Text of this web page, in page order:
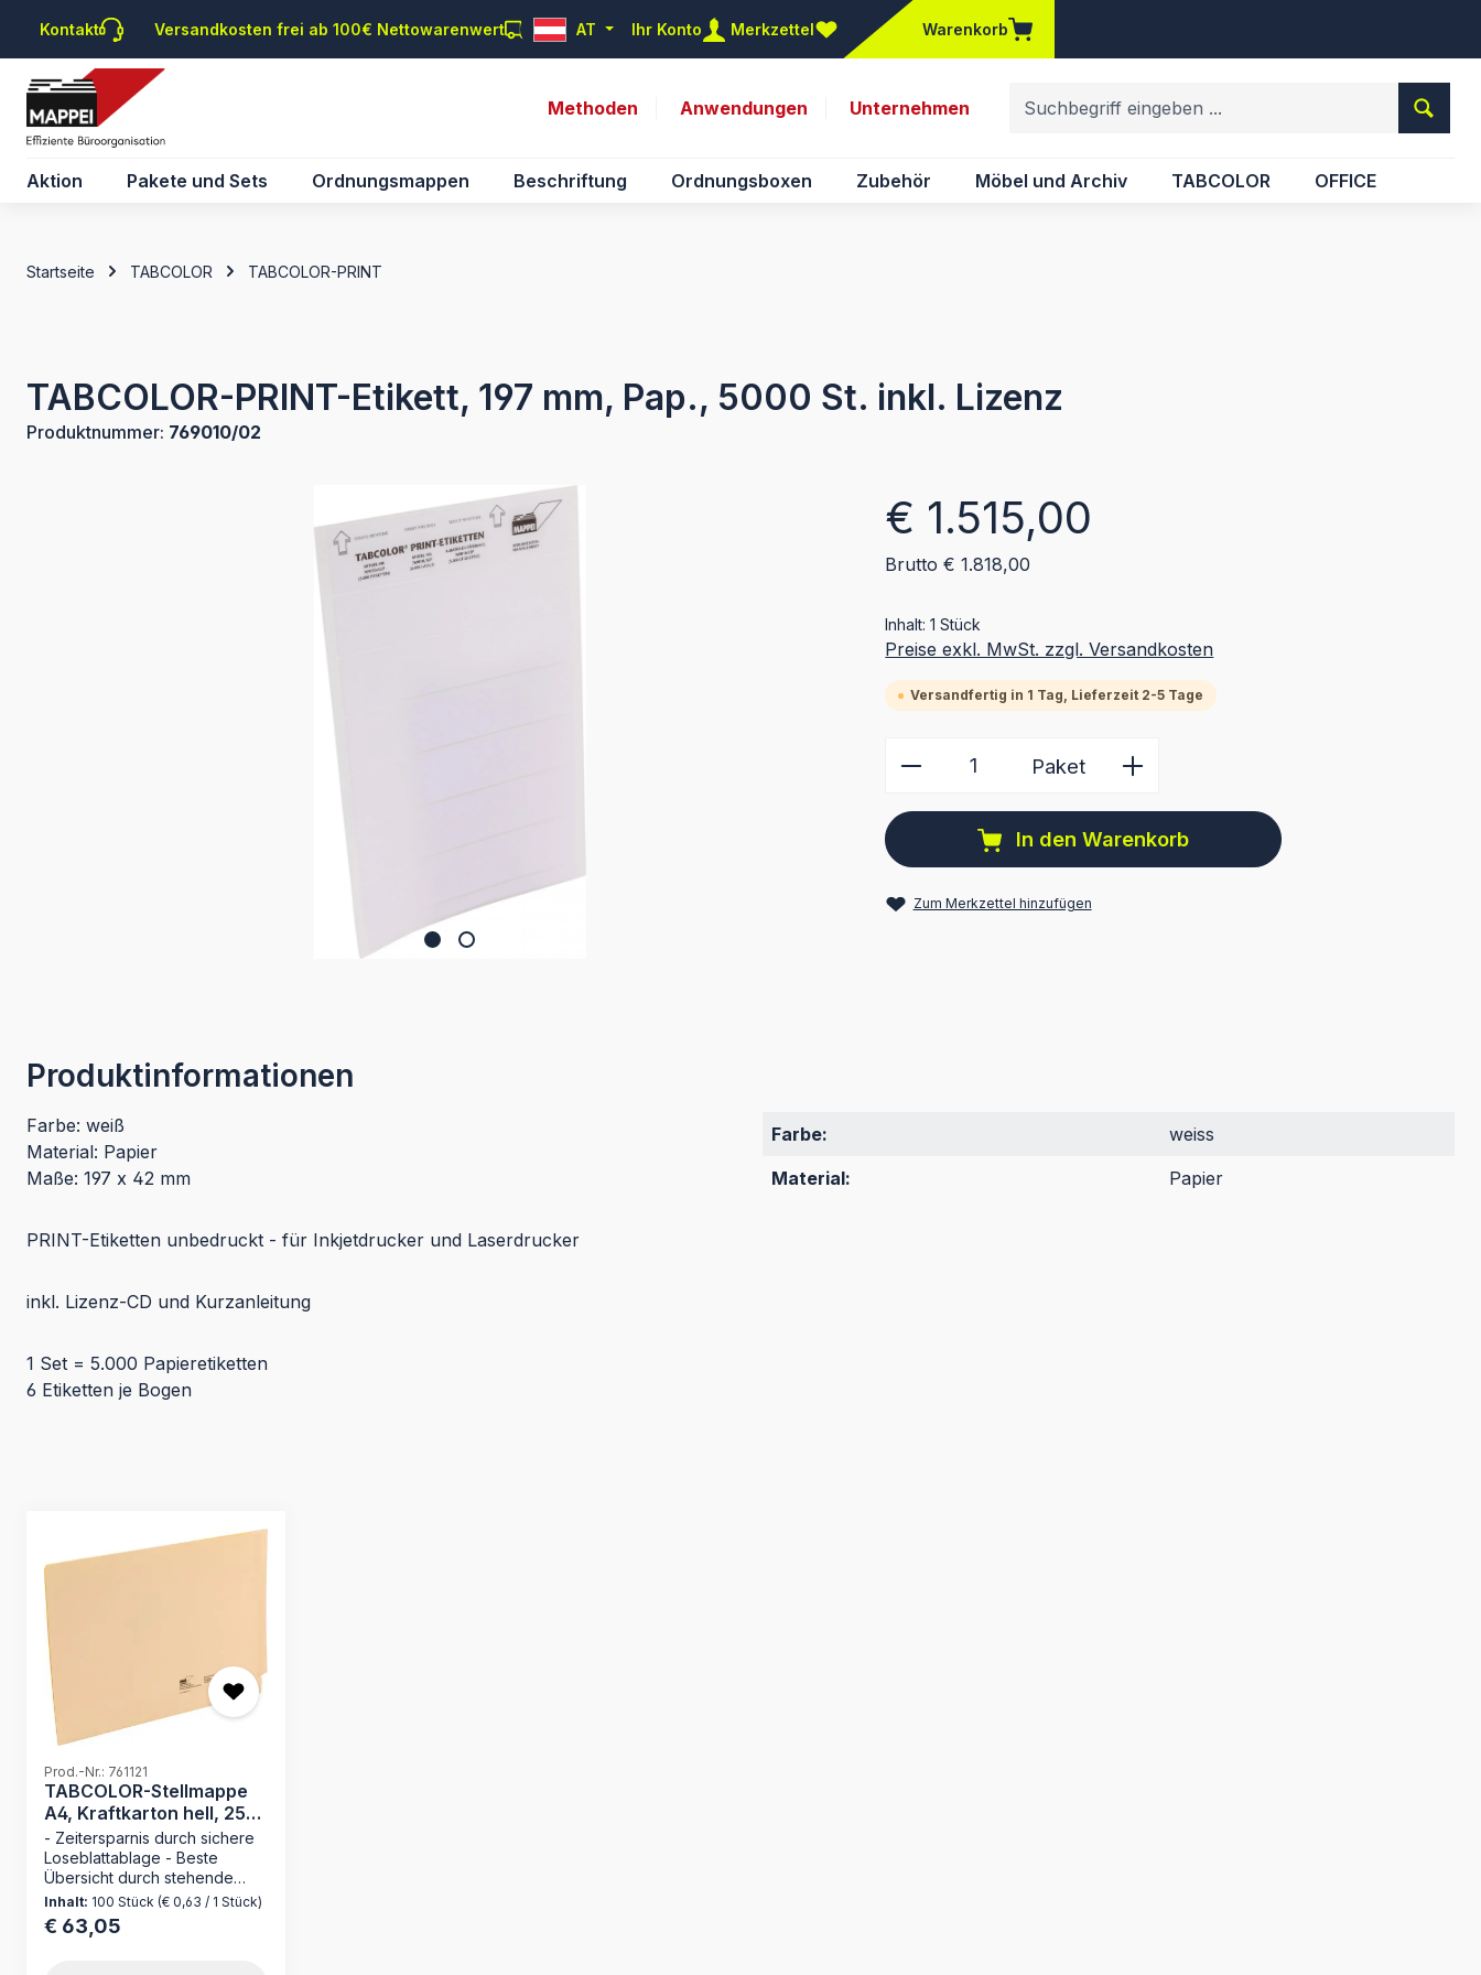
Hauptinhalt springen
Zur Suche springen
Zur Hauptnavigation springen
Kontakt Versandkosten frei ab 100€ Nettowarenwert AT Ihr Konto Merkzettel
Du hast 0 Produkte auf dem Merkzettel
Warenkorb
Methoden Anwendungen Unternehmen
Aktion Pakete und Sets Ordnungsmappen Beschriftung Ordnungsboxen Zubehör Möbel und Archiv TABCOLOR OFFICE
Startseite TABCOLOR TABCOLOR-PRINT
TABCOLOR-PRINT-Etikett, 197 mm, Pap., 5000 St. inkl. Lizenz
Produktnummer: 769010/02
Regulärer Preis:
€ 1.515,00
Brutto € 1.818,00
Inhalt:1 Stück
Preise exkl. MwSt. zzgl. Versandkosten
Versandfertig in 1 Tag, Lieferzeit 2-5 Tage
Produkt Anzahl: Gib den gewünschten Wert
Paket
In den Warenkorb
Zum Merkzettel hinzufügen
Produktinformationen
Farbe: weiß
Material: Papier
Maße: 197 x 42 mm
PRINT-Etiketten unbedruckt - für Inkjetdrucker und Laserdrucker
inkl. Lizenz-CD und Kurzanleitung
1 Set = 5.000 Papieretiketten
6 Etiketten je Bogen
Farbe:
weiss
Material:
Papier
Produktgalerie überspringen
Prod.-Nr.: 761121
TABCOLOR-Stellmappe
A4, Kraftkarton hell, 250
g/qm
- Zeitersparnis durch sichere
Loseblattablage - Beste
Übersicht durch stehende
Registratur
(Kassettenregistratur) Die
Mappei TABCOLOR
Inhalt: 100 Stück (€ 0,63 / 1 Stück)
Regulärer Preis:
€ 63,05